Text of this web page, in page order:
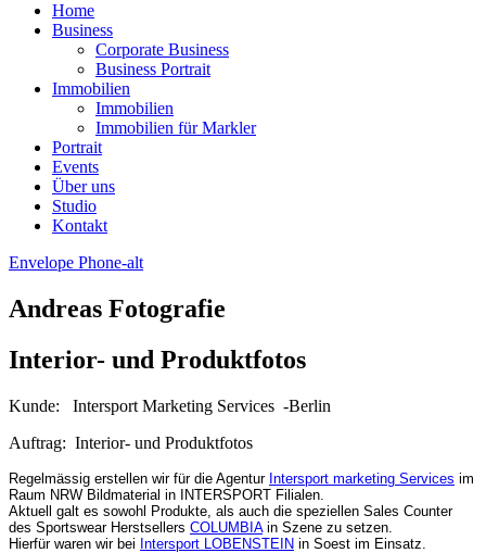
Home
Business
Corporate Business
Business Portrait
Immobilien
Immobilien
Immobilien für Markler
Portrait
Events
Über uns
Studio
Kontakt
Envelope Phone-alt
Andreas Fotografie
Interior- und Produktfotos
Kunde: Intersport Marketing Services -Berlin
Auftrag: Interior- und Produktfotos
Regelmässig erstellen wir für die Agentur Intersport marketing Services im
Raum NRW Bildmaterial in INTERSPORT Filialen.
Aktuell galt es sowohl Produkte, als auch die speziellen Sales Counter
des Sportswear Herstsellers COLUMBIAin Szene zu setzen.
Hierfür waren wir bei Intersport LOBENSTEIN in Soest im Einsatz.